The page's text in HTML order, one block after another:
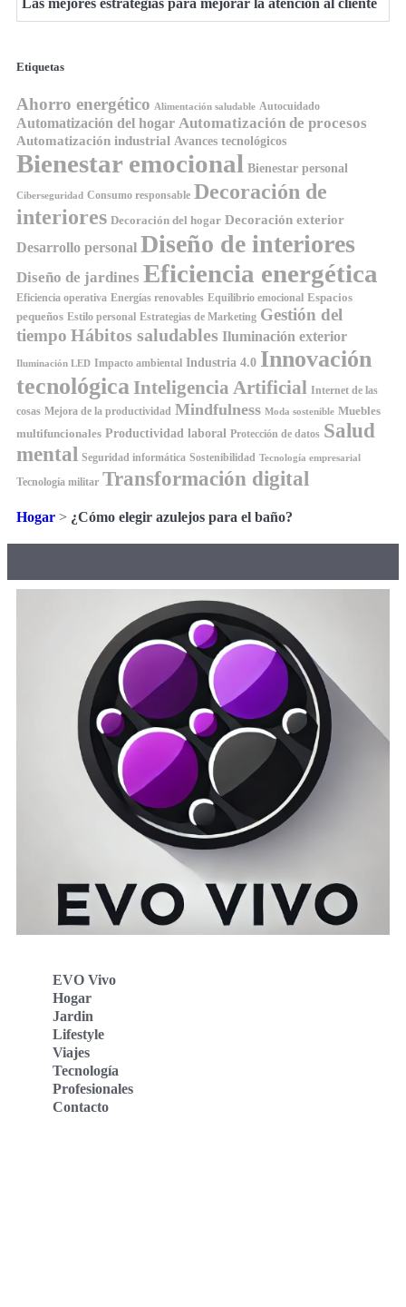
Etiquetas
Ahorro energético Alimentación saludable Autocuidado
Automatización del hogar Automatización de procesos
Automatización industrial Avances tecnológicos
Bienestar emocional Bienestar personal
Ciberseguridad Consumo responsable Decoración de
interiores Decoración del hogar Decoración exterior
Desarrollo personal Diseño de interiores
Diseño de jardines Eficiencia energética
Eficiencia operativa Energías renovables Equilibrio emocional Espacios
pequeños Estilo personal Estrategias de Marketing Gestión del
tiempo Hábitos saludables Iluminación exterior
Iluminación LED Impacto ambiental Industria 4.0 Innovación
tecnológica Inteligencia Artificial Internet de las
cosas Mejora de la productividad Mindfulness Moda sostenible Muebles
multifuncionales Productividad laboral Protección de datos Salud
mental Seguridad informática Sostenibilidad Tecnología empresarial
Tecnología militar Transformación digital
Hogar > ¿Cómo elegir azulejos para el baño?
EVO Vivo
Hogar
Jardin
Lifestyle
Viajes
Tecnología
Profesionales
Contacto